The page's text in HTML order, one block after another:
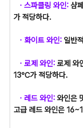
ㆍ스파클링 와인: 샴
가 적당하다.
ㆍ화이트 와인: 일반
ㆍ로제 와인: 로제 와
13℃가 적당하다.
ㆍ레드 와인: 와인은
고급 레드 와인은